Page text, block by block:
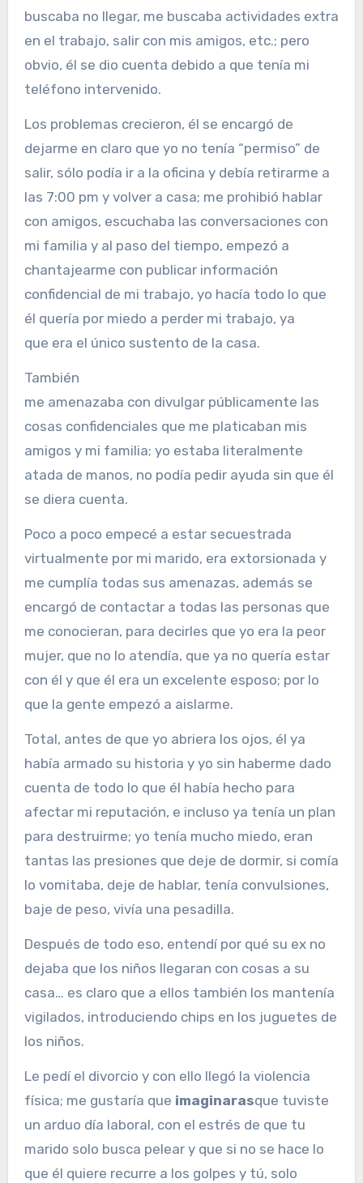
buscaba no llegar, me buscaba actividades extra
en el trabajo, salir con mis amigos, etc.; pero
obvio, él se dio cuenta debido a que tenía mi
teléfono intervenido.
Los problemas crecieron, él se encargó de
dejarme en claro que yo no tenía “permiso” de
salir, sólo podía ir a la oficina y debía retirarme a
las 7:00 pm y volver a casa; me prohibió hablar
con amigos, escuchaba las conversaciones con
mi familia y al paso del tiempo, empezó a
chantajearme con publicar información
confidencial de mi trabajo, yo hacía todo lo que
él quería por miedo a perder mi trabajo, ya
que era el único sustento de la casa.
También
me amenazaba con divulgar públicamente las
cosas confidenciales que me platicaban mis
amigos y mi familia; yo estaba literalmente
atada de manos, no podía pedir ayuda sin que él
se diera cuenta.
Poco a poco empecé a estar secuestrada
virtualmente por mi marido, era extorsionada y
me cumplía todas sus amenazas, además se
encargó de contactar a todas las personas que
me conocieran, para decirles que yo era la peor
mujer, que no lo atendía, que ya no quería estar
con él y que él era un excelente esposo; por lo
que la gente empezó a aislarme.
Total, antes de que yo abriera los ojos, él ya
había armado su historia y yo sin haberme dado
cuenta de todo lo que él había hecho para
afectar mi reputación, e incluso ya tenía un plan
para destruirme; yo tenía mucho miedo, eran
tantas las presiones que deje de dormir, si comía
lo vomitaba, deje de hablar, tenía convulsiones,
baje de peso, vivía una pesadilla.
Después de todo eso, entendí por qué su ex no
dejaba que los niños llegaran con cosas a su
casa… es claro que a ellos también los mantenía
vigilados, introduciendo chips en los juguetes de
los niños.
Le pedí el divorcio y con ello llegó la violencia
física; me gustaría que imaginarasque tuviste
un arduo día laboral, con el estrés de que tu
marido solo busca pelear y que si no se hace lo
que él quiere recurre a los golpes y tú, solo